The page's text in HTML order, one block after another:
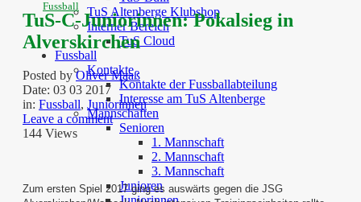
TuS Altenberge Klubshop
Interner Bereich
TuS Cloud
Fussball
Kontakte
Kontakte der Fussballabteilung
Interesse am TuS Altenberge
Mannschaften
Senioren
1. Mannschaft
2. Mannschaft
3. Mannschaft
Junioren
Fussball
TuS-C-Juniorinnen: Pokalsieg in
Alverskirchen
Posted byOliver Maaß
Date: 03 03 2017
in: Fussball, Juniorinnen
Leave a comment
144 Views
Zum ersten Spiel 2017 ging es auswärts gegen die JSG